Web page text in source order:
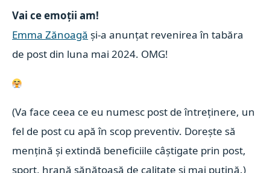
Vai ce emoții am!
Emma Zănoagă și-a anunțat revenirea în tabăra
de post din luna mai 2024. OMG!
(Va face ceea ce eu numesc post de întreținere, un
fel de post cu apă în scop preventiv. Dorește să
mențină și extindă beneficiile câștigate prin post,
sport, hrană sănătoasă de calitate și mai puțină.)